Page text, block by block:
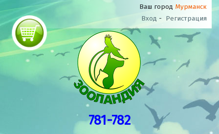
Ваш город Мурманск
Вход - Регистрация
781-782